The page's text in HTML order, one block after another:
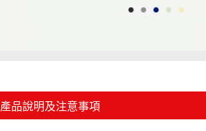
產品說明及注意事項